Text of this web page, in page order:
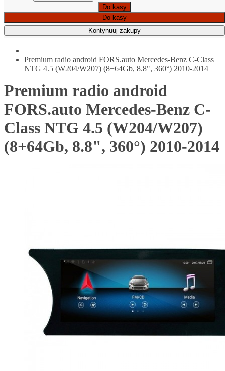
Do kasy
Do kasy
Kontynuuj zakupy
Premium radio android FORS.auto Mercedes-Benz C-Class
NTG 4.5 (W204/W207) (8+64Gb, 8.8", 360°) 2010-2014
Premium radio android
FORS.auto Mercedes-Benz C-
Class NTG 4.5 (W204/W207)
(8+64Gb, 8.8", 360°) 2010-2014